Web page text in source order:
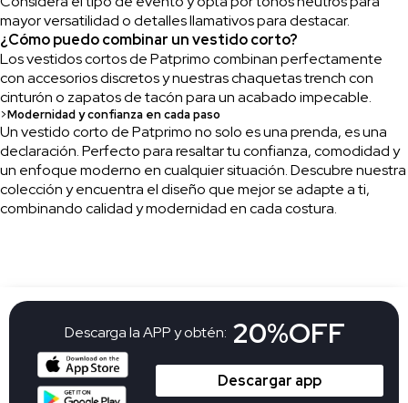
mayor versatilidad o detalles llamativos para destacar.
¿Cómo puedo combinar un vestido corto?
Los vestidos cortos de Patprimo combinan perfectamente
con accesorios discretos y nuestras chaquetas trench con
cinturón o zapatos de tacón para un acabado impecable.
>Modernidad y confianza en cada paso
Un vestido corto de Patprimo no solo es una prenda, es una
declaración. Perfecto para resaltar tu confianza, comodidad y
un enfoque moderno en cualquier situación. Descubre nuestra
colección y encuentra el diseño que mejor se adapte a ti,
combinando calidad y modernidad en cada costura.
Descarga la APP y obtén: 20%OFF
Descargar app